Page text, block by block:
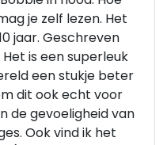
je zelf lezen. Het
jaar. Geschreven
is een superleuk
een stukje beter
dit ook echt voor
de gevoeligheid van
Ook vind ik het